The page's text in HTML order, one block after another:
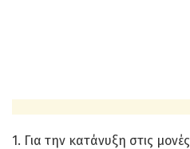
1. Για την κατάνυξη στις μονές